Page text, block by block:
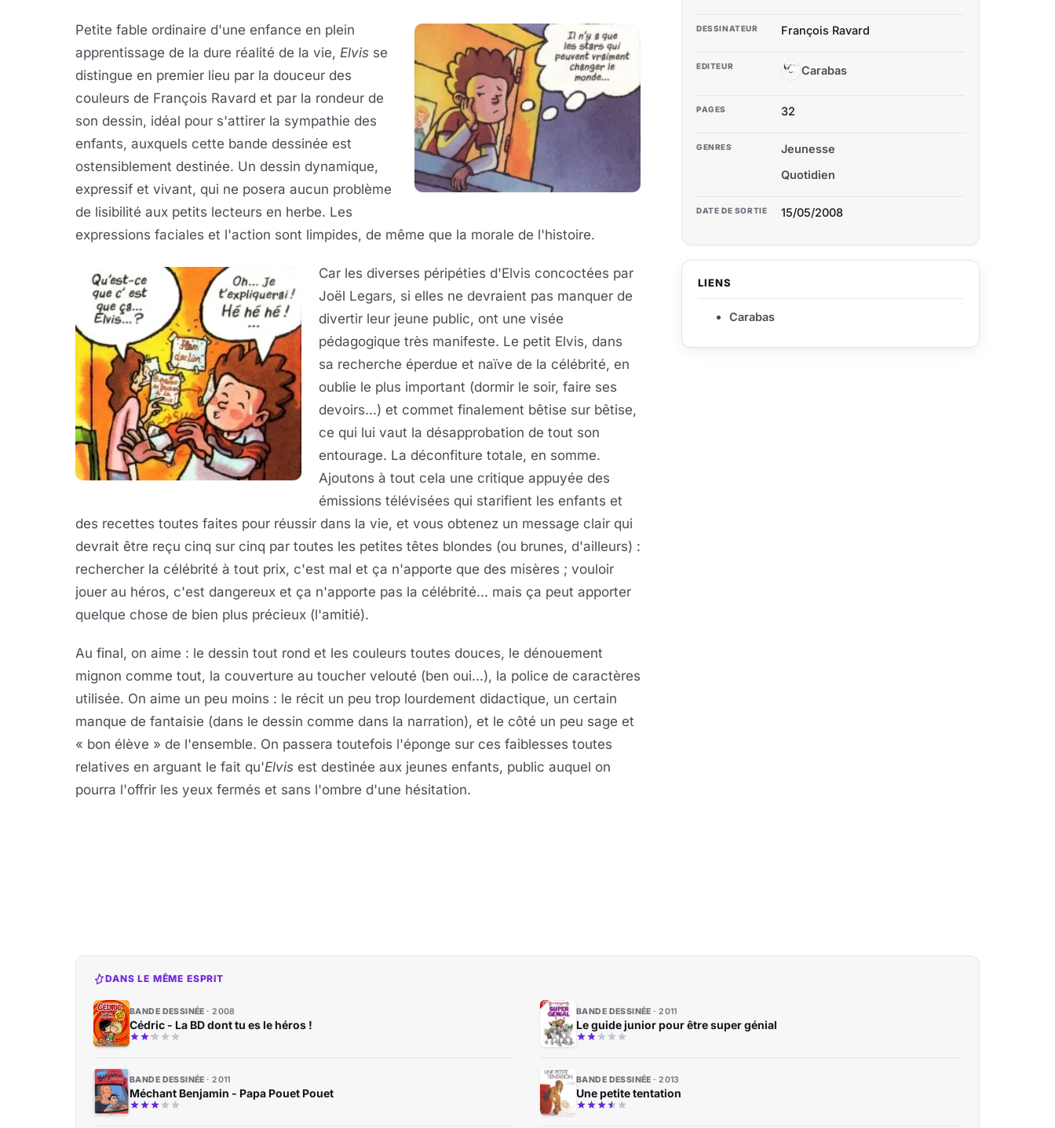
Petite fable ordinaire d'une enfance en plein
apprentissage de la dure réalité de la vie, Elvis se
distingue en premier lieu par la douceur des
couleurs de François Ravard et par la rondeur de
son dessin, idéal pour s'attirer la sympathie des
enfants, auxquels cette bande dessinée est
ostensiblement destinée. Un dessin dynamique,
expressif et vivant, qui ne posera aucun problème
de lisibilité aux petits lecteurs en herbe. Les
expressions faciales et l'action sont limpides, de même que la morale de l'histoire.
Car les diverses péripéties d'Elvis concoctées par
Joël Legars, si elles ne devraient pas manquer de
divertir leur jeune public, ont une visée
pédagogique très manifeste. Le petit Elvis, dans
sa recherche éperdue et naïve de la célébrité, en
oublie le plus important (dormir le soir, faire ses
devoirs...) et commet finalement bêtise sur bêtise,
ce qui lui vaut la désapprobation de tout son
entourage. La déconfiture totale, en somme.
Ajoutons à tout cela une critique appuyée des
émissions télévisées qui starifient les enfants et
des recettes toutes faites pour réussir dans la vie, et vous obtenez un message clair qui
devrait être reçu cinq sur cinq par toutes les petites têtes blondes (ou brunes, d'ailleurs) :
rechercher la célébrité à tout prix, c'est mal et ça n'apporte que des misères ; vouloir
jouer au héros, c'est dangereux et ça n'apporte pas la célébrité... mais ça peut apporter
quelque chose de bien plus précieux (l'amitié).
Au final, on aime : le dessin tout rond et les couleurs toutes douces, le dénouement
mignon comme tout, la couverture au toucher velouté (ben oui...), la police de caractères
utilisée. On aime un peu moins : le récit un peu trop lourdement didactique, un certain
manque de fantaisie (dans le dessin comme dans la narration), et le côté un peu sage et
« bon élève » de l'ensemble. On passera toutefois l'éponge sur ces faiblesses toutes
relatives en arguant le fait qu'Elvis est destinée aux jeunes enfants, public auquel on
pourra l'offrir les yeux fermés et sans l'ombre d'une hésitation.
DESSINATEUR François Ravard
EDITEUR C Carabas
PAGES 32
GENRES
Jeunesse
Quotidien
DATE DE SORTIE 15/05/2008
LIENS
Carabas
DANS LE MÊME ESPRIT
BANDE DESSINÉE 2008
Cédric - La BD dont tu es le héros !
BANDE DESSINÉE 2011
Le guide junior pour être super génial
BANDE DESSINÉE 2011
Méchant Benjamin - Papa Pouet Pouet
BANDE DESSINÉE 2013
Une petite tentation